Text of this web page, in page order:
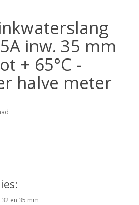
inw. 35 mm
+ 65°C -
halve meter
32 en 35 mm